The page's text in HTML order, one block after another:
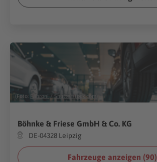
(Foto: Fahroni / Shutterstock.com
Böhnke & Friese GmbH & Co. KG
DE-04328 Leipzig
Fahrzeuge anzeigen (90)